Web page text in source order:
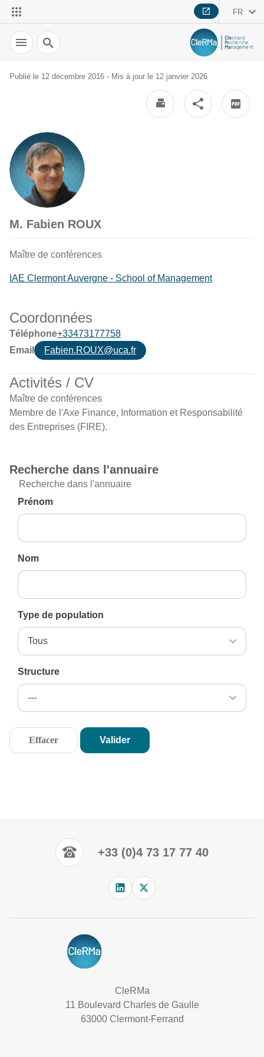
FR
Recherche
Publié le 12 décembre 2016 - Mis à jour le 12 janvier 2026
M. Fabien ROUX
Maître de conférences
IAE Clermont Auvergne - School of Management
Coordonnées
Téléphone+33473177758
Email
Fabien.ROUX@uca.fr
Activités / CV
Maître de conférences
Membre de l'Axe Finance, Information et Responsabilité
des Entreprises (FIRE).
Recherche dans l'annuaire
Recherche dans l'annuaire
Prénom
Nom
Type de population
Structure
+33 (0)4 73 17 77 40
CleRMa
11 Boulevard Charles de Gaulle
63000 Clermont-Ferrand